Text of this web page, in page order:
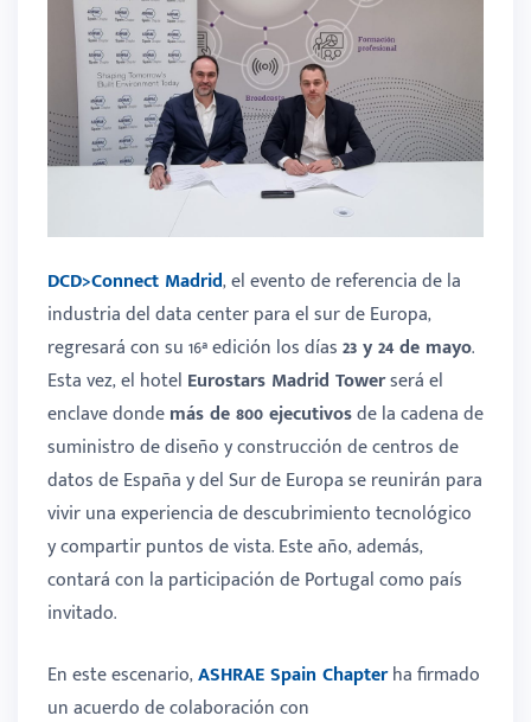
DCD>Connect Madrid, el evento de referencia de la
industria del data center para el sur de Europa,
regresará con su 16ª edición los días23 y 24 de mayo.
Esta vez, el hotel Eurostars Madrid Towerserá el
enclave dondemás de 800 ejecutivosde la cadena de
suministro de diseño y construcción de centros de
datos de España y del Sur de Europa se reunirán para
vivir una experiencia de descubrimiento tecnológico
y compartir puntos de vista. Este año, además,
contará con la participación de Portugal como país
invitado.
En este escenario,ASHRAE Spain Chapterha firmado
un acuerdo de colaboración con